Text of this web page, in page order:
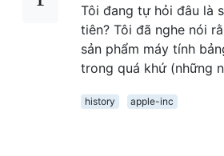
Tôi đang tự hỏi đâu là
tiên? Tôi đã nghe nói
sản phẩm máy tính
trong quá khứ (những
history
apple-inc